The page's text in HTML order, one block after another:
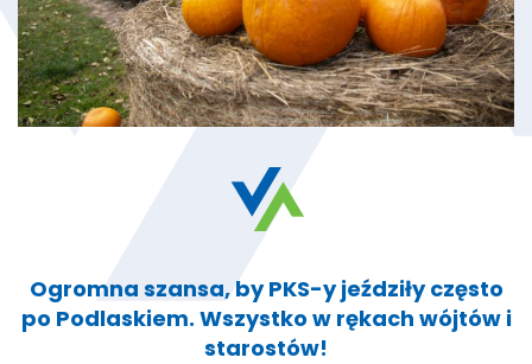
Ogromna szansa, by PKS-y jeździły często
po Podlaskiem. Wszystko w rękach wójtów i
starostów!